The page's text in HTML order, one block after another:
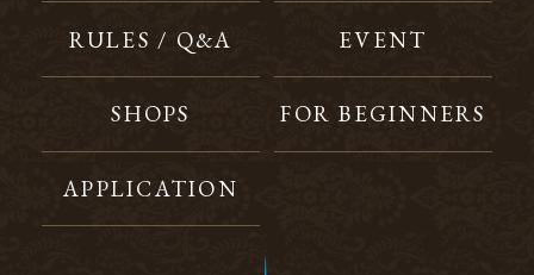
RULES / Q&A EVENT
SHOPS FOR BEGINNERS
APPLICATION